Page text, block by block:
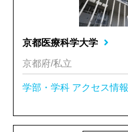
京都医療科学大学
京都府/私立
学部・学科 アクセス情報